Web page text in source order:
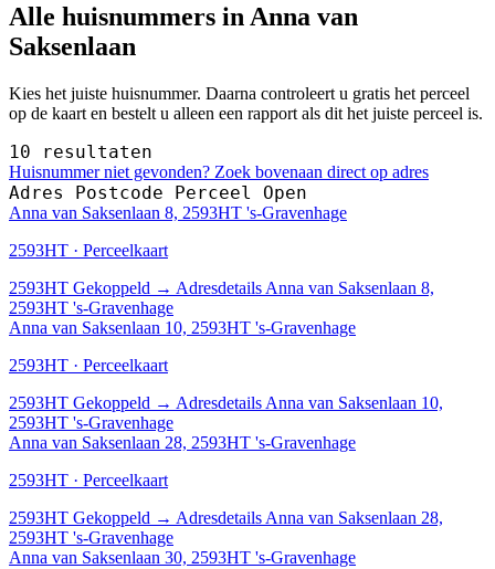
Alle huisnummers in Anna van
Saksenlaan
Kies het juiste huisnummer. Daarna controleert u gratis het perceel
op de kaart en bestelt u alleen een rapport als dit het juiste perceel is.
10 resultaten
Huisnummer niet gevonden? Zoek bovenaan direct op adres
Adres Postcode Perceel Open
Anna van Saksenlaan 8, 2593HT 's-Gravenhage
2593HT · Perceelkaart
2593HT Gekoppeld → Adresdetails Anna van Saksenlaan 8,
2593HT 's-Gravenhage
Anna van Saksenlaan 10, 2593HT 's-Gravenhage
2593HT · Perceelkaart
2593HT Gekoppeld → Adresdetails Anna van Saksenlaan 10,
2593HT 's-Gravenhage
Anna van Saksenlaan 28, 2593HT 's-Gravenhage
2593HT · Perceelkaart
2593HT Gekoppeld → Adresdetails Anna van Saksenlaan 28,
2593HT 's-Gravenhage
Anna van Saksenlaan 30, 2593HT 's-Gravenhage